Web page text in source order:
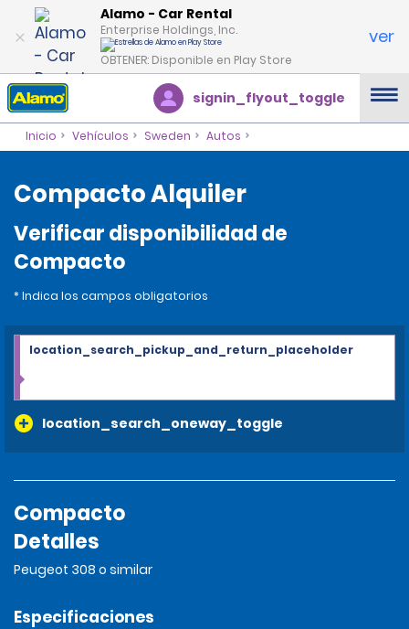
Alamo - Car Rental
Enterprise Holdings, Inc.
OBTENER: Disponible en Play Store
ver
signin_flyout_toggle
Inicio Vehículos Sweden Autos
Compacto Alquiler
Verificar disponibilidad de
Compacto
* Indica los campos obligatorios
location_search_oneway_toggle
location_search_pickup_and_return_placeholder
Compacto
Detalles
Peugeot 308 o similar
Especificaciones